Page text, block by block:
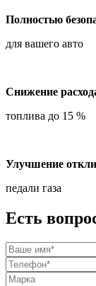
Полностью
для вашего авто
Снижение
топлива до 15 %
Улучшение
педали газа
Есть